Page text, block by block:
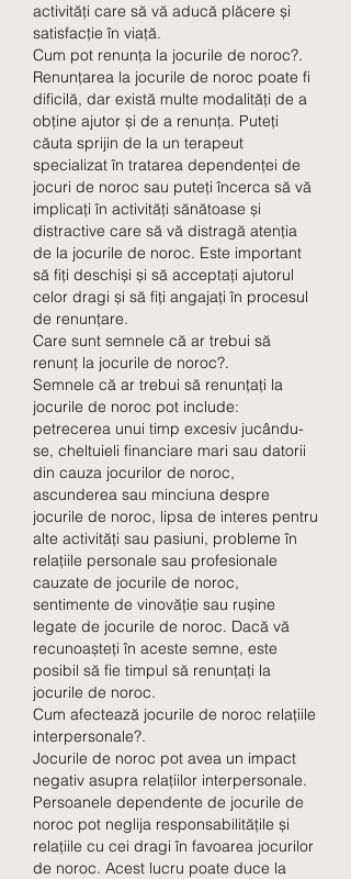
activități care să vă aducă plăcere și
satisfacție în viață.
Cum pot renunța la jocurile de noroc?.
Renunțarea la jocurile de noroc poate fi
dificilă, dar există multe modalități de a
obține ajutor și de a renunța. Puteți
căuta sprijin de la un terapeut
specializat în tratarea dependenței de
jocuri de noroc sau puteți încerca să vă
implicați în activități sănătoase și
distractive care să vă distragă atenția
de la jocurile de noroc. Este important
să fiți deschiși și să acceptați ajutorul
celor dragi și să fiți angajați în procesul
de renunțare.
Care sunt semnele că ar trebui să
renunț la jocurile de noroc?.
Semnele că ar trebui să renunțați la
jocurile de noroc pot include:
petrecerea unui timp excesiv jucându-
se, cheltuieli financiare mari sau datorii
din cauza jocurilor de noroc,
ascunderea sau minciuna despre
jocurile de noroc, lipsa de interes pentru
alte activități sau pasiuni, probleme în
relațiile personale sau profesionale
cauzate de jocurile de noroc,
sentimente de vinovăție sau rușine
legate de jocurile de noroc. Dacă vă
recunoașteți în aceste semne, este
posibil să fie timpul să renunțați la
jocurile de noroc.
Cum afectează jocurile de noroc relațiile
interpersonale?.
Jocurile de noroc pot avea un impact
negativ asupra relațiilor interpersonale.
Persoanele dependente de jocurile de
noroc pot neglija responsabilitățile și
relațiile cu cei dragi în favoarea jocurilor
de noroc. Acest lucru poate duce la